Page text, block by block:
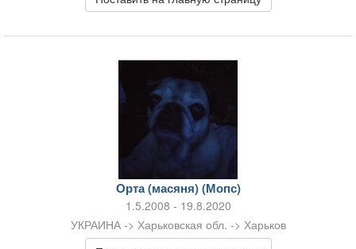
Орта (масяня) (Мопс)
1.5.2008 - 19.8.2020
УКРАИНА -> Харьковская обл. -> Харьков